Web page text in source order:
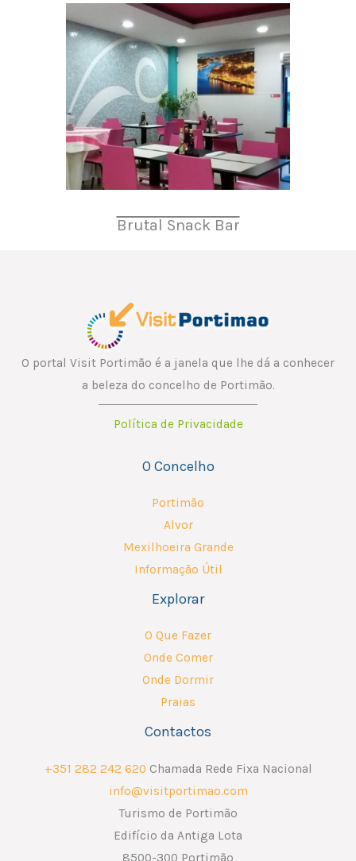
Brutal Snack Bar
O portal Visit Portimão é a janela que lhe dá a conhecer
a beleza do concelho de Portimão.
Política de Privacidade
O Concelho
Portimão
Alvor
Mexilhoeira Grande
Informação Útil
Explorar
O Que Fazer
Onde Comer
Onde Dormir
Praias
Contactos
+351 282 242 620 Chamada Rede Fixa Nacional
info@visitportimao.com
Turismo de Portimão
Edifício da Antiga Lota
8500-300 Portimão